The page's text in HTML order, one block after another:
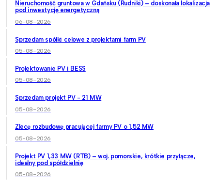
Nieruchomość gruntowa w Gdańsku (Rudniki) – doskonała lokalizacja
pod inwestycję energetyczną
06-08-2026
Sprzedam spółki celowe z projektami farm PV
05-08-2026
Projektowanie PV i BESS
05-08-2026
Sprzedam projekt PV - 21 MW
05-08-2026
Zlecę rozbudowę pracującej farmy PV o 1,52 MW
05-08-2026
Projekt PV 1,33 MW (RTB) – woj. pomorskie, krótkie przyłącze,
idealny pod spółdzielnię
05-08-2026